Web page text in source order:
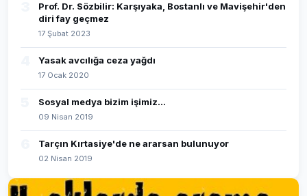
Prof. Dr. Sözbilir: Karşıyaka, Bostanlı ve Mavişehir'den
diri fay geçmez
17 Şubat 2023
Yasak avcılığa ceza yağdı
17 Ocak 2020
Sosyal medya bizim işimiz...
09 Nisan 2019
Tarçın Kırtasiye'de ne ararsan bulunuyor
02 Nisan 2019